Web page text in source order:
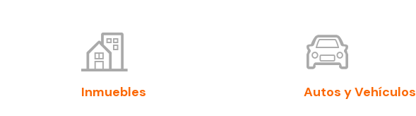
Inmuebles Autos y Vehículos